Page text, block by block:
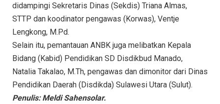
didampingi Sekretaris Dinas (Sekdis) Triana Almas,
STTP dan koodinator pengawas (Korwas), Ventje
Lengkong, M.Pd.
Selain itu, pemantauan ANBK juga melibatkan Kepala
Bidang (Kabid) Pendidikan SD Disdikbud Manado,
Natalia Takalao, M.Th, pengawas dan dimonitor dari Dinas
Pendidikan Daerah (Disdikda) Sulawesi Utara (Sulut).
Penulis: Meldi Sahensolar.